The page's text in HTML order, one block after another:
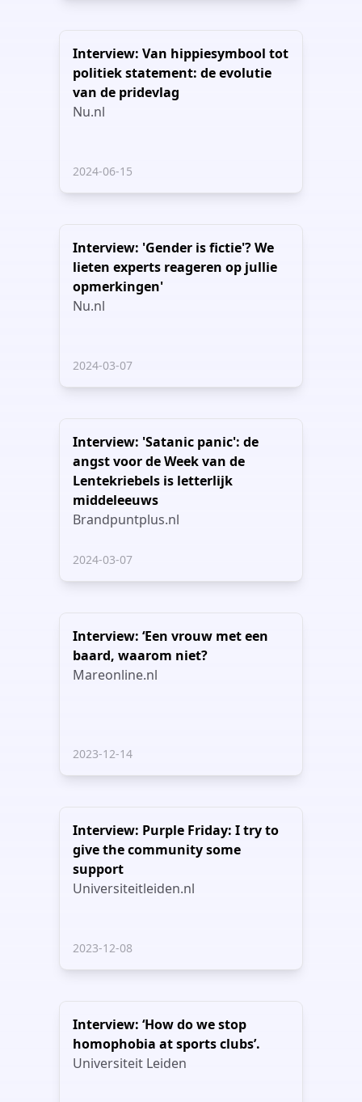
Interview: Van hippiesymbool tot
politiek statement: de evolutie
van de pridevlag
Nu.nl
2024-06-15
Interview: 'Gender is fictie'? We
lieten experts reageren op jullie
opmerkingen'
Nu.nl
2024-03-07
Interview: 'Satanic panic': de
angst voor de Week van de
Lentekriebels is letterlijk
middeleeuws
Brandpuntplus.nl
2024-03-07
Interview: ‘Een vrouw met een
baard, waarom niet?
Mareonline.nl
2023-12-14
Interview: Purple Friday: I try to
give the community some
support
Universiteitleiden.nl
2023-12-08
Interview: ‘How do we stop
homophobia at sports clubs’.
Universiteit Leiden